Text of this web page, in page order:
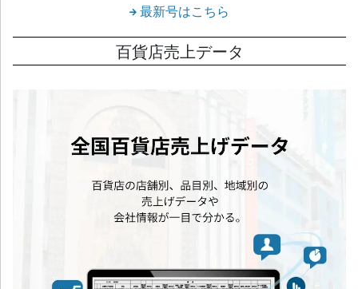
最新号はこちら
百貨店売上データ